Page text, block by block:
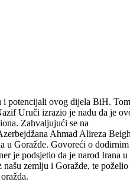
i potencijali ovog dijela BiH. Tom
Uruči izrazio je nadu da je
Zahvaljujući se na
Ahmad Alireza
u Goražde. Govoreći o dodirnim